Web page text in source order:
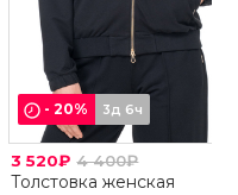
-20% 3д 6ч
3 520₽ 4 400₽
Толстовка женская